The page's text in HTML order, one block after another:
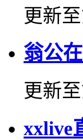
更新
翁公
更新
xxlive